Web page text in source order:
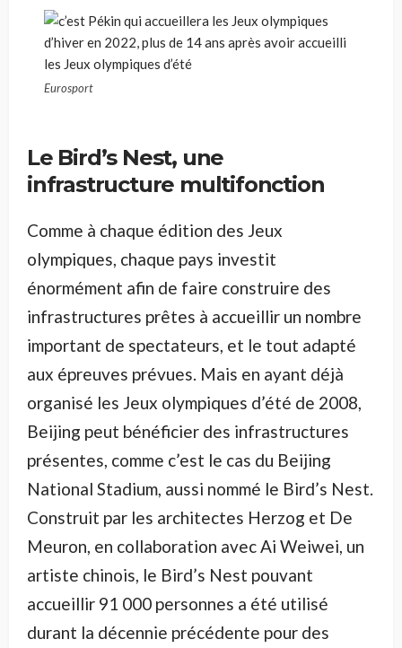
Eurosport
Le Bird’s Nest, une
infrastructure multifonction
Comme à chaque édition des Jeux
olympiques, chaque pays investit
énormément afin de faire construire des
infrastructures prêtes à accueillir un nombre
important de spectateurs, et le tout adapté
aux épreuves prévues. Mais en ayant déjà
organisé les Jeux olympiques d’été de 2008,
Beijing peut bénéficier des infrastructures
présentes, comme c’est le cas du Beijing
National Stadium, aussi nommé le Bird’s Nest.
Construit par les architectes Herzog et De
Meuron, en collaboration avec Ai Weiwei, un
artiste chinois, le Bird’s Nest pouvant
accueillir 91 000 personnes a été utilisé
durant la décennie précédente pour des